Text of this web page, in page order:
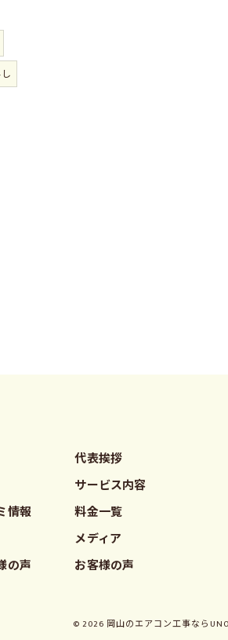
情報
の声
代表挨拶
サービス内容
料金一覧
メディア
お客様の声
© 2026 岡山のエアコン工事ならUNO